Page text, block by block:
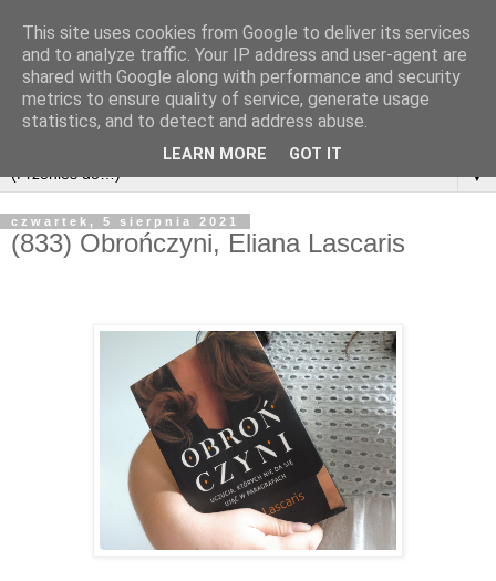
▼
czwartek, 5 sierpnia 2021
(833) Obrończyni, Eliana Lascaris
This site uses cookies from Google to deliver its services
and to analyze traffic. Your IP address and user-agent are
shared with Google along with performance and security
metrics to ensure quality of service, generate usage
statistics, and to detect and address abuse.
LEARN MORE GOT IT